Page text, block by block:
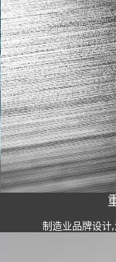
制造业品牌设计